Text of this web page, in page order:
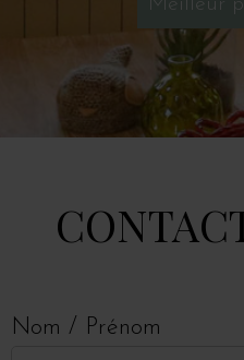
Nom / Prénom